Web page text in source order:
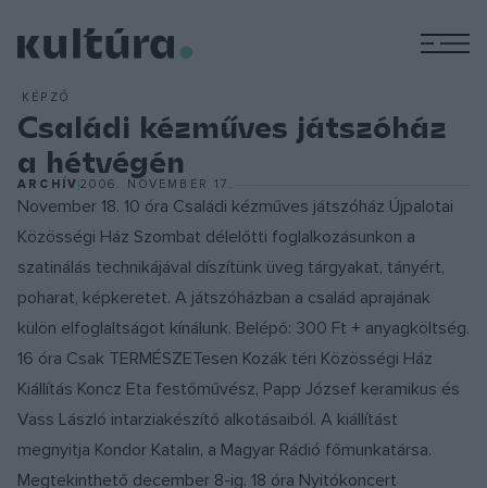
KÉPZŐ
Családi kézműves játszóház
a hétvégén
ARCHÍV2006. NOVEMBER 17.
November 18. 10 óra Családi kézműves játszóház Újpalotai
Közösségi Ház Szombat délelőtti foglalkozásunkon a
szatinálás technikájával díszítünk üveg tárgyakat, tányért,
poharat, képkeretet. A játszóházban a család aprajának
külön elfoglaltságot kínálunk. Belépő: 300 Ft + anyagköltség.
16 óra Csak TERMÉSZETesen Kozák téri Közösségi Ház
Kiállítás Koncz Eta festőművész, Papp József keramikus és
Vass László intarziakészítő alkotásaiból. A kiállítást
megnyitja Kondor Katalin, a Magyar Rádió főmunkatársa.
Megtekinthető december 8-ig. 18 óra Nyitókoncert